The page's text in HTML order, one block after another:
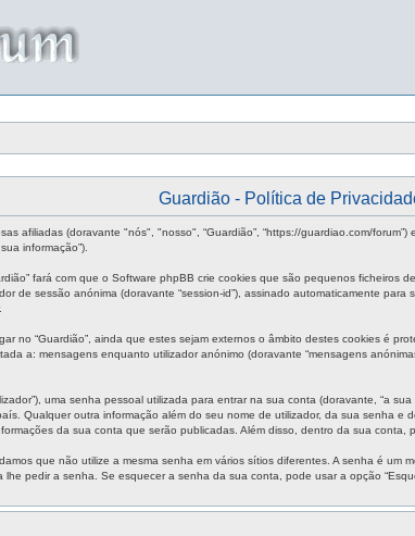
Guardião - Política de
afiliadas (doravante "nós", "nosso", “Guardião”, “https://guardiao.com/forum”)
informação”).
fará com que o Software phpBB crie cookies que são pequenos
de sessão anónima (doravante “session-id”), assinado automaticamente
no “Guardião”, ainda que estes sejam externos o âmbito destes cookies é
a: mensagens enquanto utilizador anónimo (doravante “mensagens
uma senha pessoal utilizada para entrar na sua conta (doravante, “a
Qualquer outra informação além do seu nome de utilizador, da sua senha
da sua conta que serão publicadas. Além disso, dentro da sua
que não utilize a mesma senha em vários sítios diferentes. A senha é um
pedir a senha. Se esquecer a senha da sua conta, pode usar a opção